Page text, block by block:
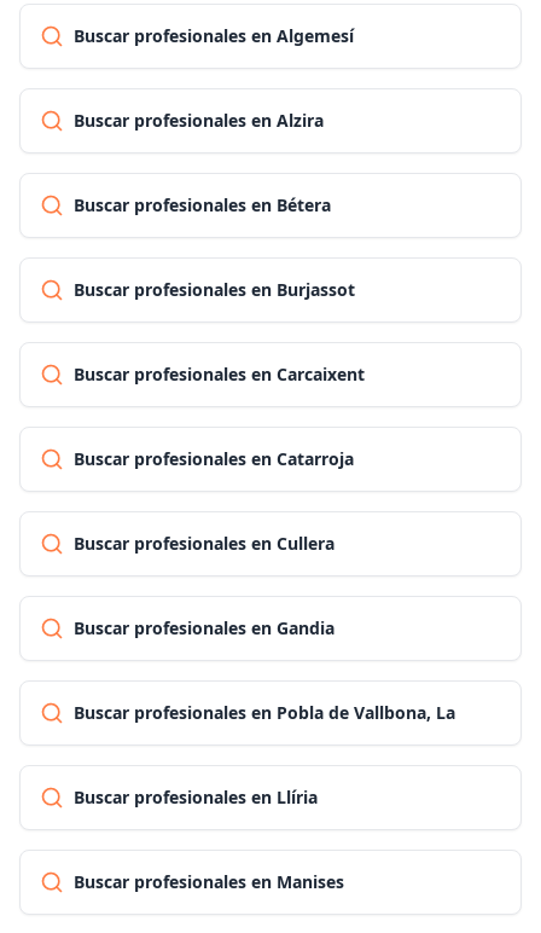
Buscar profesionales en Algemesí
Buscar profesionales en Alzira
Buscar profesionales en Bétera
Buscar profesionales en Burjassot
Buscar profesionales en Carcaixent
Buscar profesionales en Catarroja
Buscar profesionales en Cullera
Buscar profesionales en Gandia
Buscar profesionales en Pobla de Vallbona, La
Buscar profesionales en Llíria
Buscar profesionales en Manises